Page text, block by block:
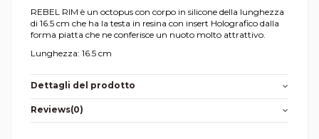
REBEL RIM è un octopus con corpo in silicone della lunghezza
di 16.5 cm che ha la testa in resina con insert Holografico dalla
forma piatta che ne conferisce un nuoto molto attrattivo.
Lunghezza: 16.5 cm
Dettagli del prodotto
Reviews(0)